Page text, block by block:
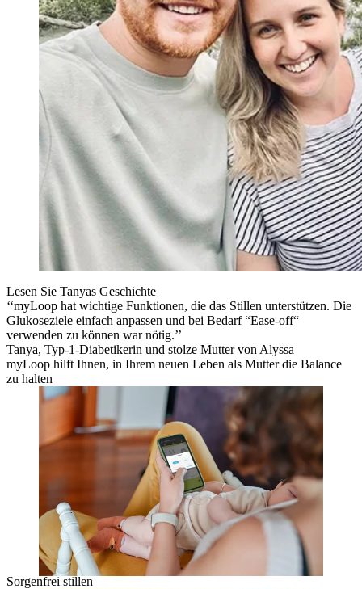
Lesen Sie Tanyas Geschichte
‘‘myLoop hat wichtige Funktionen, die das Stillen unterstützen. Die
Glukoseziele einfach anpassen und bei Bedarf “Ease-off“
verwenden zu können war nötig.’’
Tanya, Typ-1-Diabetikerin und stolze Mutter von Alyssa
myLoop hilft Ihnen, in Ihrem neuen Leben als Mutter die Balance
zu halten
Sorgenfrei stillen